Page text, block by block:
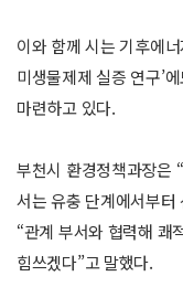
이와 함께 시는 기후에
미생물제제 실증 연구’
마련하고 있다.
부천시 환경정책과장은
서는 유충 단계에서부터
“관계 부서와 협력해 쾌
힘쓰겠다”고 말했다.